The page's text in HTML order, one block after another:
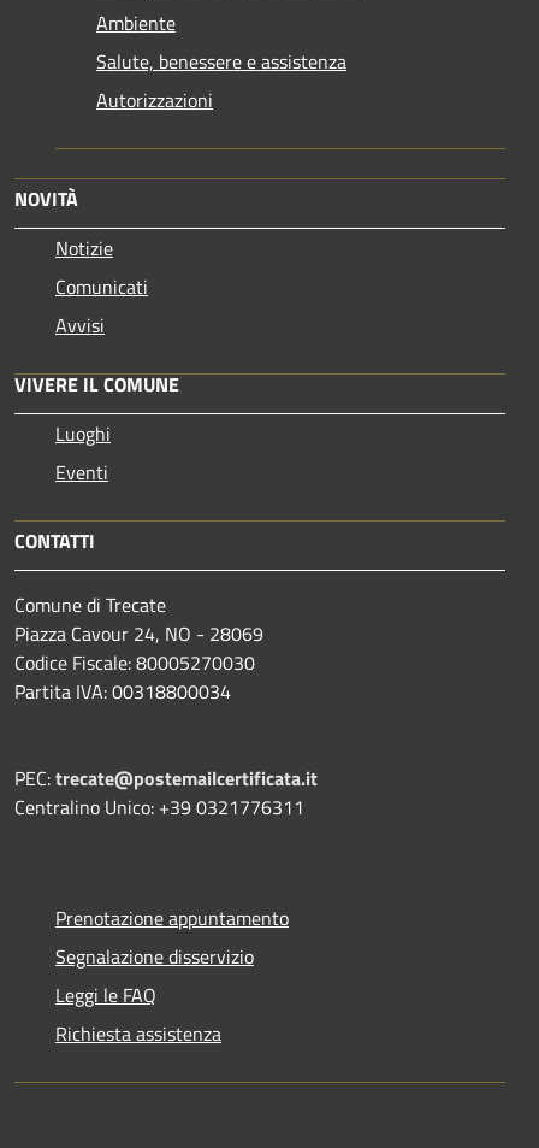
Ambiente
Salute, benessere e assistenza
Autorizzazioni
NOVITÀ
Notizie
Comunicati
Avvisi
VIVERE IL COMUNE
Luoghi
Eventi
CONTATTI
Comune di Trecate
Piazza Cavour 24, NO - 28069
Codice Fiscale: 80005270030
Partita IVA: 00318800034
PEC:trecate@postemailcertificata.it
Centralino Unico: +39 0321776311
Prenotazione appuntamento
Segnalazione disservizio
Leggi le FAQ
Richiesta assistenza